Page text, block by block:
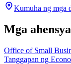
Kumuha ng mga
Mga
Office of Small
Tanggapan ng